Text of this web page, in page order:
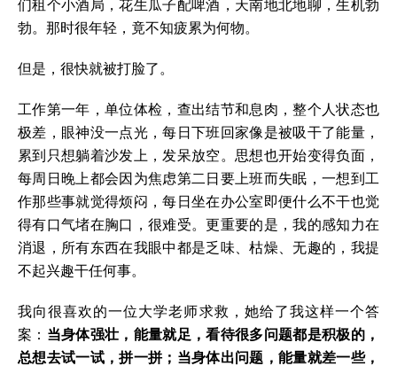
们租个小酒局，花生瓜子配啤酒，天南地北地聊，生机勃
勃。那时很年轻，竟不知疲累为何物。
但是，很快就被打脸了。
工作第一年，单位体检，查出结节和息肉，整个人状态也
极差，眼神没一点光，每日下班回家像是被吸干了能量，
累到只想躺着沙发上，发呆放空。思想也开始变得负面，
每周日晚上都会因为焦虑第二日要上班而失眠，一想到工
作那些事就觉得烦闷，每日坐在办公室即便什么不干也觉
得有口气堵在胸口，很难受。更重要的是，我的感知力在
消退，所有东西在我眼中都是乏味、枯燥、无趣的，我提
不起兴趣干任何事。
我向很喜欢的一位大学老师求救，她给了我这样一个答
案： 当身体强壮，能量就足，看待很多问题都是积极的，
总想去试一试，拼一拼；当身体出问题，能量就差一些，